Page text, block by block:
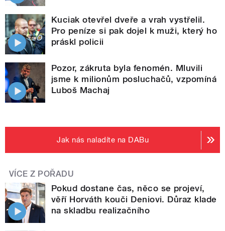
Kuciak otevřel dveře a vrah vystřelil.
Pro peníze si pak dojel k muži, který ho
práskl policii
Pozor, zákruta byla fenomén. Mluvili
jsme k milionům posluchačů, vzpomíná
Luboš Machaj
Jak nás naladíte na DABu
VÍCE Z POŘADU
Pokud dostane čas, něco se projeví,
věří Horváth kouči Deniovi. Důraz klade
na skladbu realizačního